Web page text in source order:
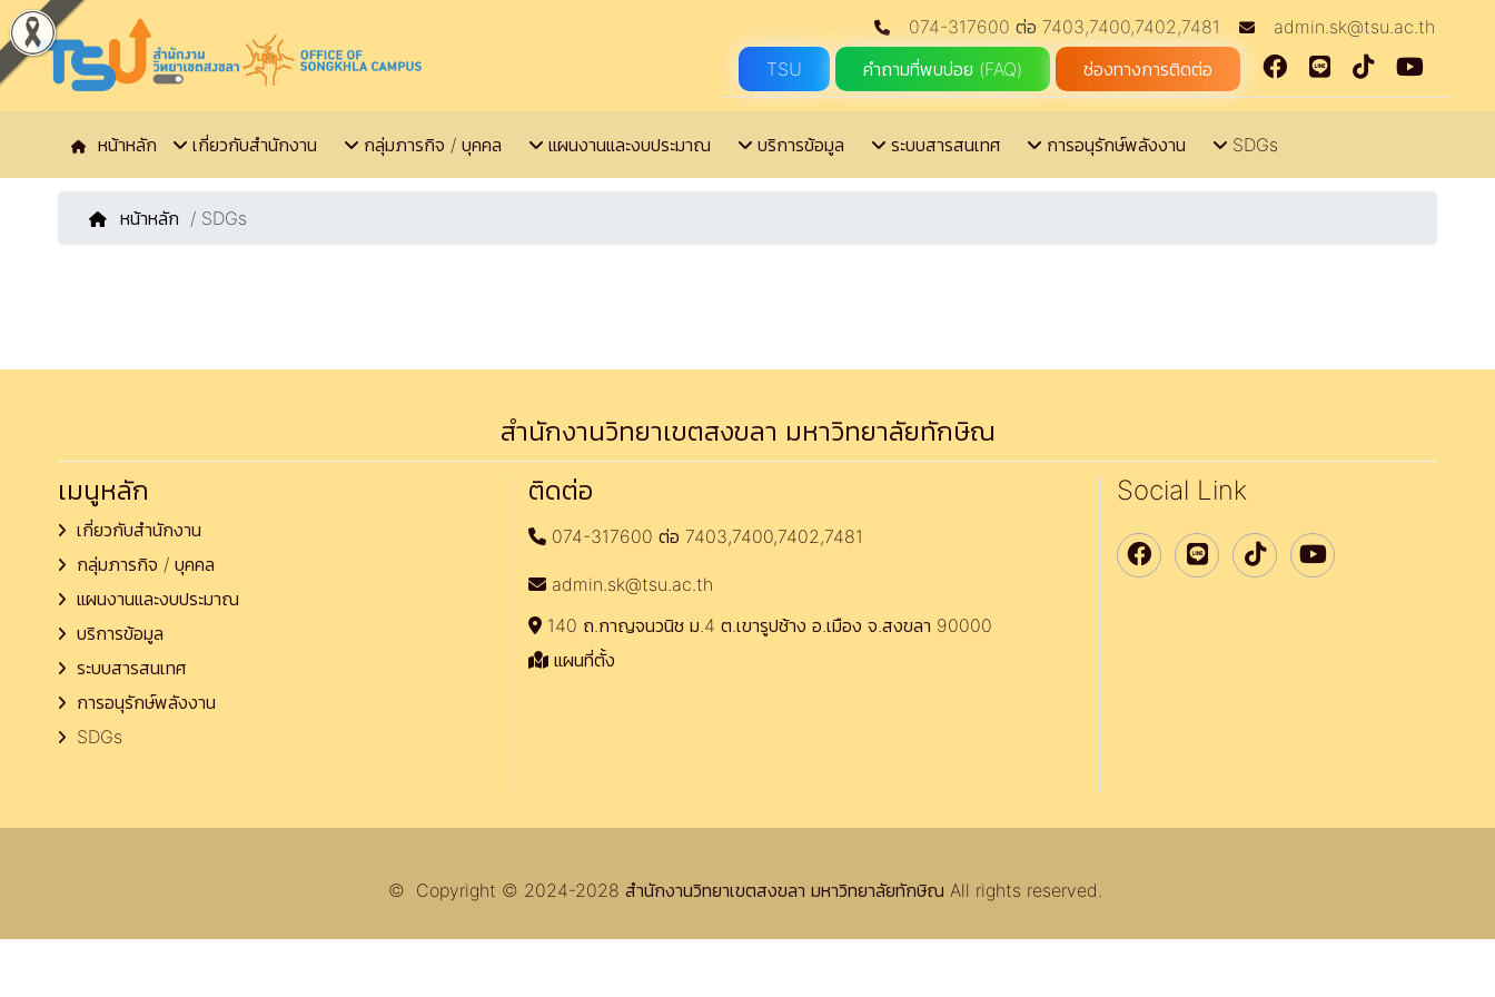
074-317600 ต่อ 7403,7400,7402,7481
admin.sk@tsu.ac.th
TSU
คำถามที่พบบ่อย (FAQ) ช่องทางการติดต่อ
หน้าหลัก เกี่ยวกับสำนักงาน กลุ่มภารกิจ / บุคคล แผนงานและงบประมาณ บริการข้อมูล ระบบสารสนเทศ การอนุรักษ์พลังงาน SDGs
หน้าหลัก / SDGs
สำนักงานวิทยาเขตสงขลา มหาวิทยาลัยทักษิณ
เมนูหลัก
เกี่ยวกับสำนักงาน
กลุ่มภารกิจ / บุคคล
แผนงานและงบประมาณ
บริการข้อมูล
ระบบสารสนเทศ
การอนุรักษ์พลังงาน
SDGs
ติดต่อ
074-317600 ต่อ 7403,7400,7402,7481
admin.sk@tsu.ac.th
140 ถ.กาญจนวนิช ม.4 ต.เขารูปช้าง อ.เมือง จ.สงขลา 90000
แผนที่ตั้ง
Social Link
© Copyright © 2024-2028 สำนักงานวิทยาเขตสงขลา มหาวิทยาลัยทักษิณ All rights reserved.